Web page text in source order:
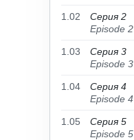
1.02
Серия 2
Episode 2
1.03
Серия 3
Episode 3
1.04
Серия 4
Episode 4
1.05
Серия 5
Episode 5